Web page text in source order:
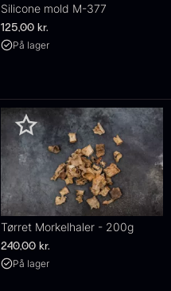
Silicone mold M-377
125,00 kr.
På lager
Tørret Morkelhaler - 200g
240,00 kr.
På lager